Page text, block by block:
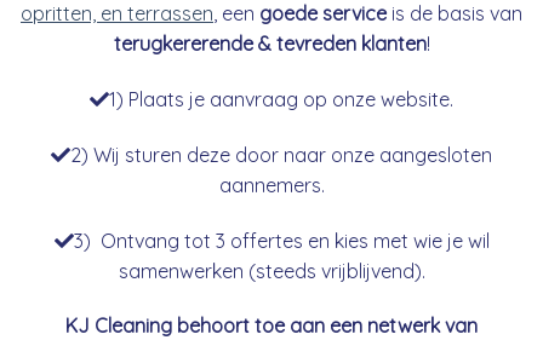
opritten, en terrassen, een goede serviceis de basis van
terugkererende & tevreden klanten!
1) Plaats je aanvraag op onze website.
2) Wij sturen deze door naar onze aangesloten
aannemers.
3) Ontvang tot 3 offertes en kies met wie je wil
samenwerken (steeds vrijblijvend).
KJ Cleaning behoort toe aan een netwerk van